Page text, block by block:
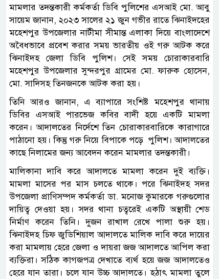
মামলার তদন্তকারী কর্মকর্তা ডিবি পুলিশের এসআই মো. আবু
সায়েম জানান, ২০২৩ সালের ২১ জুন গভীর রাতে ঝিনাইদহের
মহেশপুর উপজেলার নাটীমা সীমান্ত এলাকা দিয়ে বাংলাদেশে
অবৈধভাবে প্রবেশ করার সময় ভারতীয় ওই গরু আটক করে
ঝিনাইদহ জেলা ডিবি পুলিশ। সেই সময় চোরাকারবারি
মহেশপুর উপজেলার সুন্দরপুর গ্রামের মো. ফারুক হোসেন,
মো. সাদিসহ তিনজনকে আটক করা হয়।
তিনি আরও জানান, এ ব্যাপারে সংশিষ্ট মহেশপুর থানায়
ডিবির এসআই পারভেজ কবির বাদী হয়ে একটি মামলা
করেন। আদালতের নির্দেশে তিন চোরাকারবারিকে কারাগারে
পাঠানো হয়। কিন্তু গরু নিয়ে বিপাকে পড়ে পুলিশ। আদালতের
কাছে নিলামের জন্য আবেদন করেন মামলার তদন্তকারী।
মালিকানা দাবি করে আদালতে মামলা করেন দুই ব্যক্তি।
মামলা মাসের পর মাস চলতে থাকে। পরে ঝিনাইদহ সদর
উপজেলা প্রাণিসম্পদ কর্মকর্তা ডা. মনোজ কুমারকে গরুগুলোর
দায়িত্ব দেওয়া হয়। সদর থানা চত্বরেই একটি অস্থায়ী শেড
নির্মাণ করেন তিনি। দুজন রাখাল রেখে পালা শুরু হয়।
ঝিনাইদহ চিফ জুডিশিয়াল আদালতে মালিক দাবি করে দায়ের
করা মামলায় হেরে জেলা ও দায়রা জজ আদালতে আপিল করা
ব্যক্তিরা। সঠিক কাগজপত্র দেখাতে ব্যর্থ হয়ে জজ আদালতেও
হেরে যান তারা। চলে যান উচ্চ আদালতে। হঠাৎ মামলা তুলে